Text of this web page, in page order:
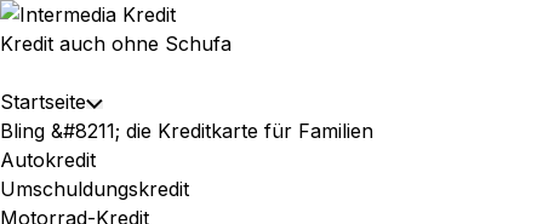
Skip
to
Kredit auch ohne Schufa
Expand
Menu
Startseite Toggle
Child
Menu
Bling &#8211; die Kreditkarte für Familien
Autokredit
Umschuldungskredit
Motorrad-Kredit